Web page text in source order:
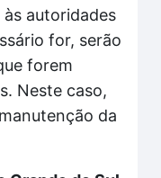
autoridades
for, serão
forem
Neste caso,
da